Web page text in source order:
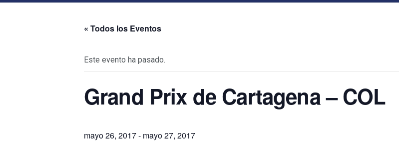
« Todos los Eventos
Este evento ha pasado.
Grand Prix de Cartagena – COL
mayo 26, 2017- mayo 27, 2017